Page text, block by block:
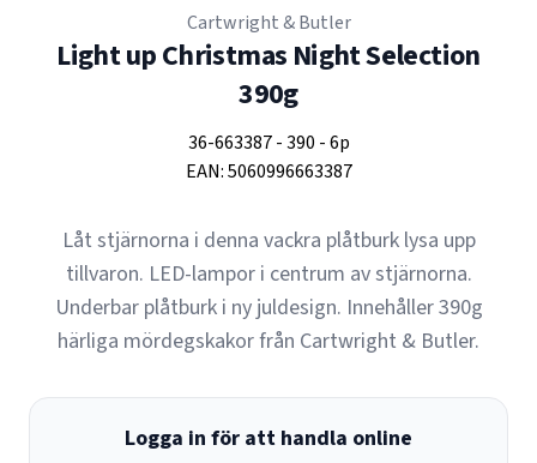
Cartwright & Butler
Light up Christmas Night Selection
390g
36-663387-390 -6p
EAN:5060996663387
Låt stjärnorna i denna vackra plåtburk lysa upp
tillvaron. LED-lampor i centrum av stjärnorna.
Underbar plåtburk i ny juldesign. Innehåller 390g
härliga mördegskakor från Cartwright & Butler.
Logga in för att handla online